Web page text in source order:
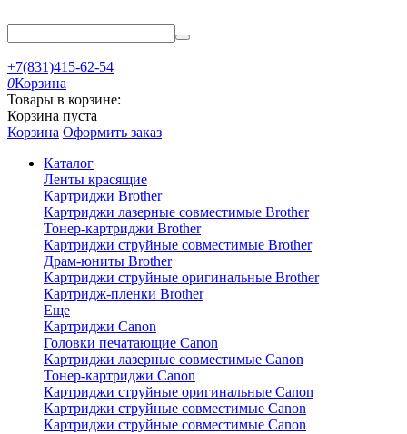
+7(831)415-62-54
0Корзина
Товары в корзине:
Корзина пуста
Корзина Оформить заказ
Каталог
Ленты красящие
Картриджи Brother
Картриджи лазерные совместимые Brother
Тонер-картриджи Brother
Картриджи струйные совместимые Brother
Драм-юниты Brother
Картриджи струйные оригинальные Brother
Картридж-пленки Brother
Еще
Картриджи Canon
Головки печатающие Canon
Картриджи лазерные совместимые Canon
Тонер-картриджи Canon
Картриджи струйные оригинальные Canon
Картриджи струйные совместимые Canon
Картриджи струйные совместимые Canon